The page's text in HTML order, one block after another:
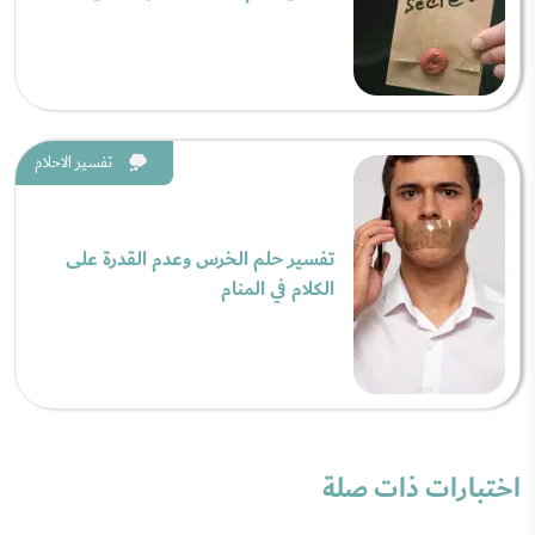
تفسير الاحلام
تفسير حلم الخرس وعدم القدرة على
الكلام في المنام
اختبارات ذات صلة